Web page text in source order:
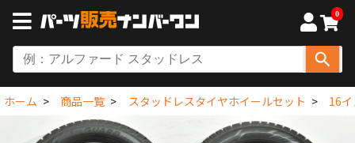
0
ホーム 商品一覧 スタッドレスタイヤホイールセット 16